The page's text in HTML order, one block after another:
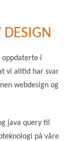
DESIGN
oppdaterte i
vi alltid har svar
webdesign og
java query til
på våre